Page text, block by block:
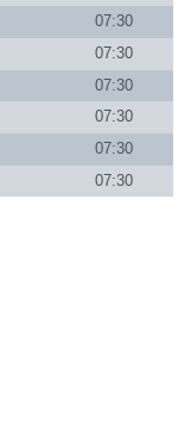
07:30
07:30
07:30
07:30
07:30
07:30